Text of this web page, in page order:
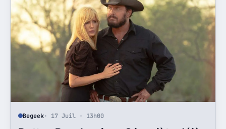
Begeek· 17 Juil · 13h00